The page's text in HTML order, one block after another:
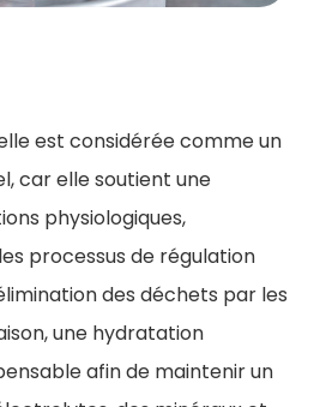
est considérée comme un
car elle soutient une
physiologiques,
processus de régulation
des déchets par les
une hydratation
afin de maintenir un